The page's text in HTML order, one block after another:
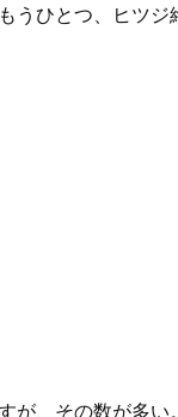
うひとつ、ヒツジ
が、その数が多い